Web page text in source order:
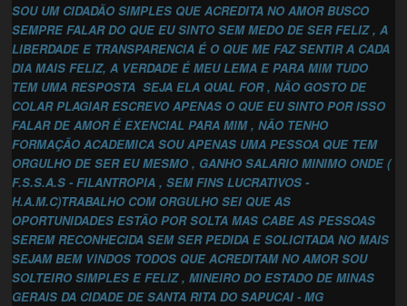
SOU UM CIDADÃO SIMPLES QUE ACREDITA NO AMOR BUSCO
SEMPRE FALAR DO QUE EU SINTO SEM MEDO DE SER FELIZ , A
LIBERDADE E TRANSPARENCIA É O QUE ME FAZ SENTIR A CADA
DIA MAIS FELIZ, A VERDADE É MEU LEMA E PARA MIM TUDO
TEM UMA RESPOSTA SEJA ELA QUAL FOR , NÃO GOSTO DE
COLAR PLAGIAR ESCREVO APENAS O QUE EU SINTO POR ISSO
FALAR DE AMOR É EXENCIAL PARA MIM , NÃO TENHO
FORMAÇÃO ACADEMICA SOU APENAS UMA PESSOA QUE TEM
ORGULHO DE SER EU MESMO , GANHO SALARIO MINIMO ONDE (
F.S.S.A.S - FILANTROPIA , SEM FINS LUCRATIVOS -
H.A.M.C)TRABALHO COM ORGULHO SEI QUE AS
OPORTUNIDADES ESTÃO POR SOLTA MAS CABE AS PESSOAS
SEREM RECONHECIDA SEM SER PEDIDA E SOLICITADA NO MAIS
SEJAM BEM VINDOS TODOS QUE ACREDITAM NO AMOR SOU
SOLTEIRO SIMPLES E FELIZ , MINEIRO DO ESTADO DE MINAS
GERAIS DA CIDADE DE SANTA RITA DO SAPUCAI - MG